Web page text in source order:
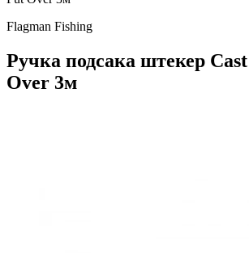
Flagman Fishing
Ручка подсака штекер
Over 3м